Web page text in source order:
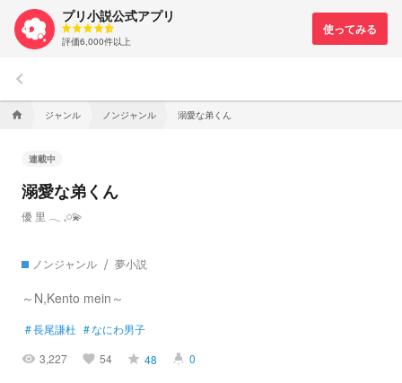
プリ小説公式アプリ
評価6,000件以上
keyboard_arrow_left
home ジャンル ノンジャンル 溺愛な弟くん
連載中
溺愛な弟くん
優 里 ‪‪𓂃 𓈒𓏸💫
ノンジャンル 夢小説
～N,Kento mein～
#長尾謙杜 #なにわ男子
visibility 3,227 favorite 54 grade 48 highlight 0